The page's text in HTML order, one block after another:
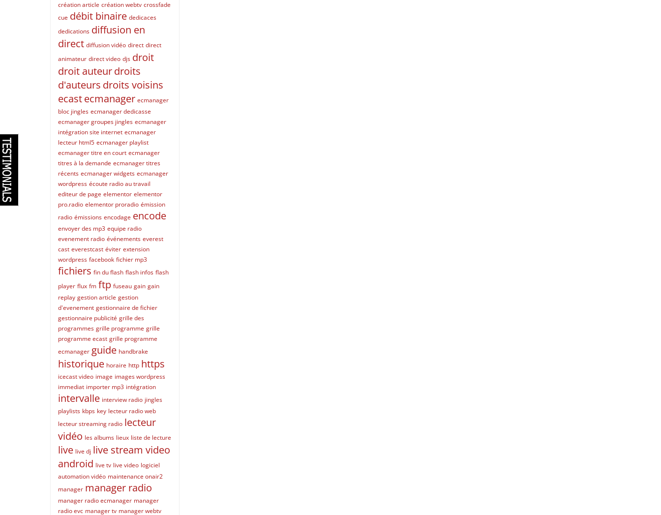
création article création webtv crossfade
cue débit binaire dedicaces
dedications diffusion en
direct diffusion vidéo direct direct
animateur direct video djs droit
droit auteurdroits
d'auteurs droits voisins
ecastecmanager ecmanager
bloc jingles ecmanager dedicasse
ecmanager groupes jingles ecmanager
intégration site internet ecmanager
lecteur html5 ecmanager playlist
ecmanager titre en court ecmanager
titres à la demande ecmanager titres
récents ecmanager widgets ecmanager
wordpress écoute radio au travail
editeur de page elementor elementor
pro.radio elementor proradio émission
radio émissions encodage encode
envoyer des mp3 equipe radio
evenement radio événements everest
cast everestcast éviter extension
wordpress facebook fichier mp3
fichiers fin du flash flash infos flash
player flux fm ftp fuseau gain gain
replay gestion article gestion
d'evenement gestionnaire de fichier
gestionnaire publicité grille des
programmes grille programme grille
programme ecast grille programme
ecmanager guide handbrake
historique horaire http https
icecast video image images wordpress
immediat importer mp3 intégration
intervalle interview radio jingles
playlists kbps key lecteur radio web
lecteur streaming radio lecteur
vidéo les albums lieux liste de lecture
live live dj live stream video
android live tv live video logiciel
automation vidéo maintenance onair2
manager manager radio
manager radio ecmanager manager
radio evc manager tv manager webtv